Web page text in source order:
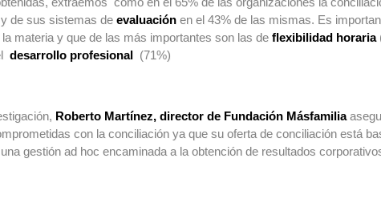
y de sus sistemas de evaluación en el 43% de las mismas. Es
materia y que de las más importantes son las de flexibilidad horaria
desarrollo profesional (71%)
Roberto Martínez, director de Fundación Másfamilia
con la conciliación ya que su oferta de conciliación está
gestión ad hoc encaminada a la obtención de resultados